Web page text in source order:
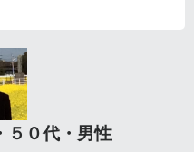
５０代・男性